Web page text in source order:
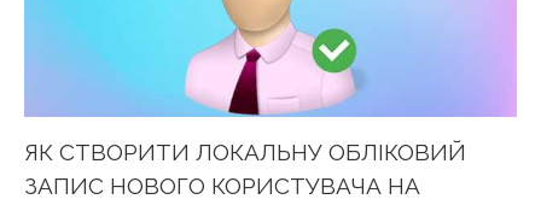
ЯК СТВОРИТИ ЛОКАЛЬНУ ОБЛІКОВИЙ
ЗАПИС НОВОГО КОРИСТУВАЧА НА